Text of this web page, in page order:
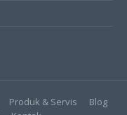
Produk & Servis
Blog